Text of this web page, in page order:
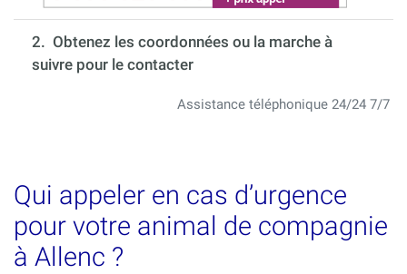
2. Obtenez les coordonnées ou la marche à
suivre pour le contacter
Assistance téléphonique 24/24 7/7
Qui appeler en cas d’urgence
pour votre animal de compagnie
à Allenc ?